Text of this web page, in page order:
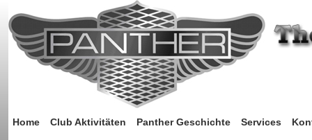
Home Club Aktivitäten Panther Geschichte Services